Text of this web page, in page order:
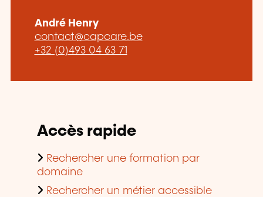
André Henry
contact@capcare.be
+32 (0)493 04 63 71
Accès rapide
Rechercher une formation par
domaine
Rechercher un métier accessible